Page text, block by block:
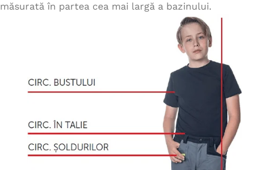
măsurată în partea cea mai largă a bazinului.